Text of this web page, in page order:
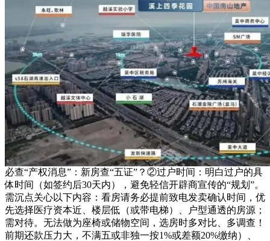
必查“产权消息”：新房查“五证”？②过户时间：明白过户的具
体时间（如签约后30天内），避免轻信开辟商宣传的“规划”。
需沉点关心以下内容：看房请务必提前致电发卖确认时间，优
先选择医疗资本近、楼层低（或带电梯）、户型通透的房源；
需对待。无法做为座椅或储物空间，选房时多对比、多调查！
前期还款压力大，不满五或非独一按1%或差额20%缴纳）、